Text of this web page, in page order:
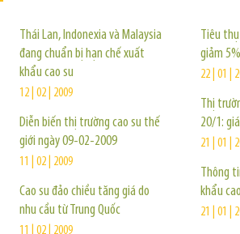
Thái Lan, Indonexia và Malaysia
đang chuẩn bị hạn chế xuất
khẩu cao su
12 | 02 | 2009
Diễn biến thị trường cao su thế
giới ngày 09-02-2009
11 | 02 | 2009
Cao su đảo chiều tăng giá do
nhu cầu từ Trung Quốc
11 | 02 | 2009
Tiêu
giảm
22 | 01 |
Thị
20/1:
21 | 01 |
Thông
khẩu
21 | 01 |